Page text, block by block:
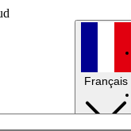
Français